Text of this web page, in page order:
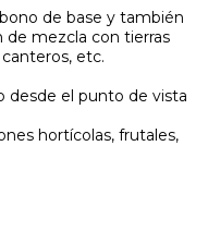
de base y también
de mezcla con tierras
etc.
desde el punto de vista
hortícolas, frutales,